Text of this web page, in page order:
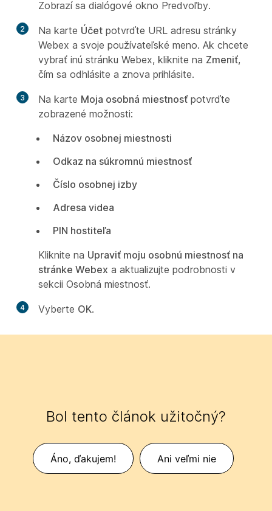
Zobrazí sa dialógové okno Predvoľby.
2 Na karte Účet potvrďte URL adresu stránky
Webex a svoje používateľské meno. Ak chcete
vybrať inú stránku Webex, kliknite na Zmeniť,
čím sa odhlásite a znova prihlásite.
3 Na karte Moja osobná miestnosť potvrďte
zobrazené možnosti:
Názov osobnej miestnosti
Odkaz na súkromnú miestnosť
Číslo osobnej izby
Adresa videa
PIN hostiteľa
Kliknite na Upraviť moju osobnú miestnosť na
stránke Webex a aktualizujte podrobnosti v
sekcii Osobná miestnosť.
4 Vyberte OK.
Bol tento článok užitočný?
Áno, ďakujem! Ani veľmi nie